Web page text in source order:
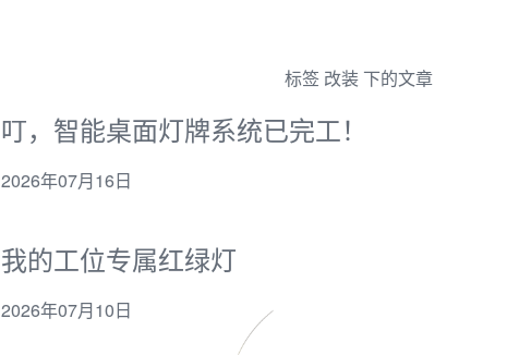
标签 改装 下的文章
叮，智能桌面灯牌系统已完工！
2026年07月16日
我的工位专属红绿灯
2026年07月10日